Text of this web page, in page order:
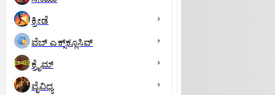
ಕ್ರೀಡೆ
ವೆಬ್ ಎಕ್ಸ್‌ಕ್ಲೂಸಿವ್
ಕ್ರೈಮ್
ವೈವಿಧ್ಯ